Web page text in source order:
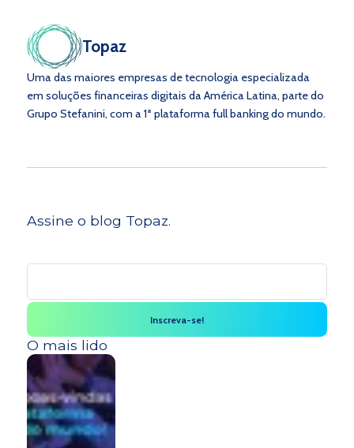
Topaz
Uma das maiores empresas de tecnologia especializada
em soluções financeiras digitais da América Latina, parte do
Grupo Stefanini, com a 1ª plataforma full banking do mundo.
Assine o blog Topaz.
O mais lido